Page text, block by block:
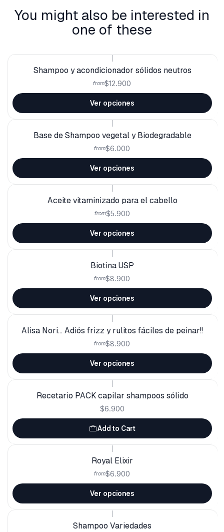
You might also be interested in
one of these
Shampoo y acondicionador sólidos neutros
from$12.900
Ver opciones
Base de Shampoo vegetal y Biodegradable
from$6.000
Ver opciones
Aceite vitaminizado para el cabello
from$5.900
Ver opciones
Biotina USP
from$8.900
Ver opciones
Alisa Nori... Adiós frizz y rulitos fáciles de peinar!!
from$8.900
Ver opciones
Recetario PACK capilar shampoos sólido
$6.900
Add to Cart
Royal Elixir
from$6.900
Ver opciones
Shampoo Variedades